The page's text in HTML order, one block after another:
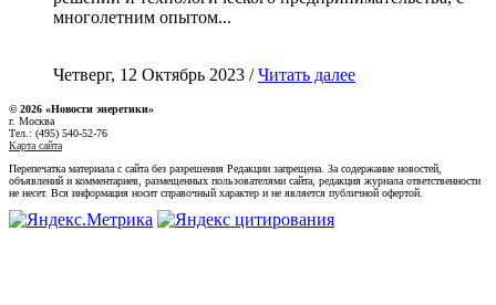
многолетним опытом...
Четверг, 12 Октябрь 2023 /Читать далее
© 2026 «Новости энеретики»
г. Москва
Тел.: (495) 540-52-76
Карта сайта
Перепечатка материала с сайта без разрешения Редакции запрещена. За содержание новостей,
объявлений и комментариев, размещенных пользователями сайта, редакция журнала ответственности
не несет. Вся информация носит справочный характер и не является публичной офертой.